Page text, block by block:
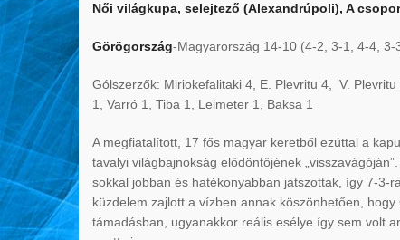
Női világkupa, selejtező (Alexandrúpoli), A
Görögország-Magyarország 14-10 (4-2, 3-1, 4-4, 3-
Gólszerzők: Miriokefalitaki 4, E. Plevritu 4, V.
1, Varró 1, Tiba 1, Leimeter 1, Baksa 1
A megfiatalított, 17 fős magyar keretből ezúttal a
tavalyi világbajnokság elődöntőjének
sokkal jobban és hatékonyabban játszottak, így 7-3-
küzdelem zajlott a vízben annak köszönhetően,
támadásban, ugyanakkor reális esélye így sem volt